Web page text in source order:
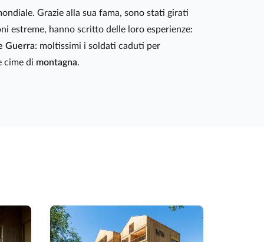
Grazie alla sua fama, sono stati girati
estreme, hanno scritto delle loro esperienze:
Guerra: moltissimi i soldati caduti per
cime di montagna.